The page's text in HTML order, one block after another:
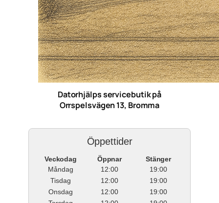
Datorhjälps servicebutik på
Orrspelsvägen 13, Bromma
Öppettider
Veckodag Öppnar
Stänger
Måndag
12:00
19:00
Tisdag
12:00
19:00
Onsdag
12:00
19:00